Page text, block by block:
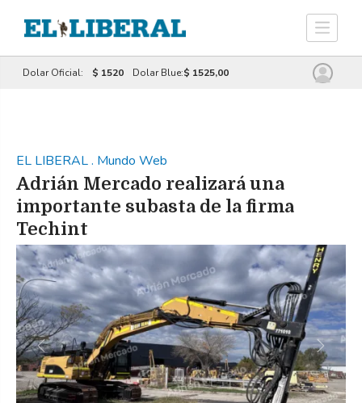
Dolar Oficial: $ 1520 Dolar Blue:$ 1525,00
EL LIBERAL. Mundo Web
Adrián Mercado realizará una
importante subasta de la firma
Techint
Previous Next